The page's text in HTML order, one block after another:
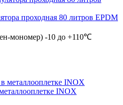
проходная 80 литров EPDM
мономер) -10 до +110℃
INOX